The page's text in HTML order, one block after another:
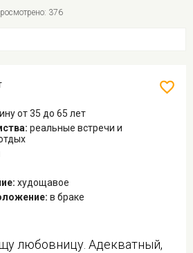
376
от 35 до 65 лет
реальные встречи и
худощавое
в браке
любовницу. Адекватный,